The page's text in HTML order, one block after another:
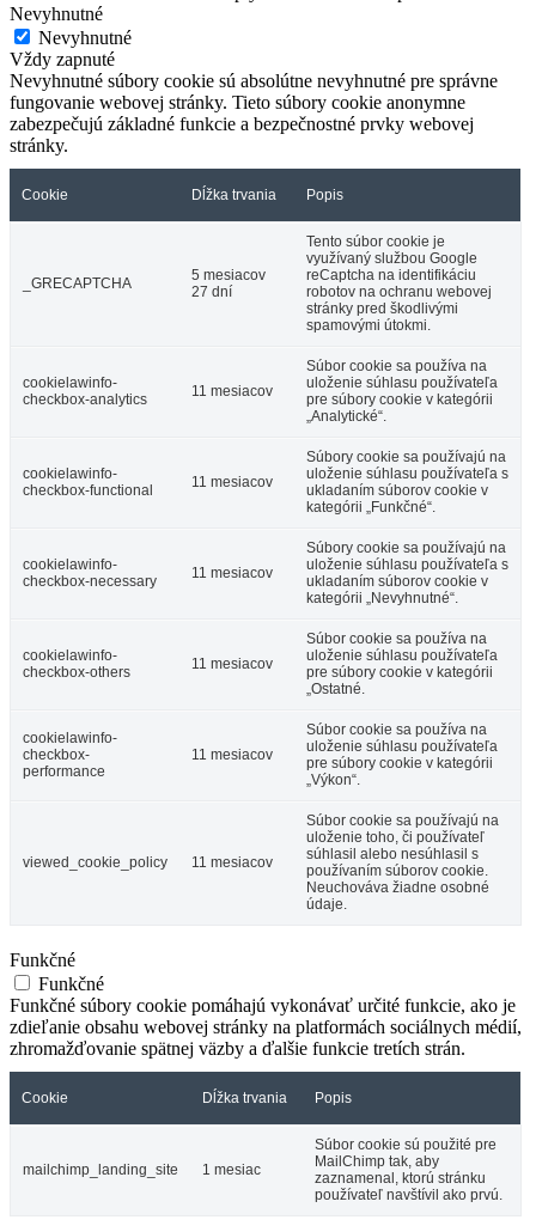
Nevyhnutné
Nevyhnutné
Vždy zapnuté
Nevyhnutné súbory cookie sú absolútne nevyhnutné pre správne
fungovanie webovej stránky. Tieto súbory cookie anonymne
zabezpečujú základné funkcie a bezpečnostné prvky webovej
stránky.
Cookie Dĺžka trvania Popis
_GRECAPTCHA
5 mesiacov
27 dní
Tento súbor cookie je
využívaný službou Google
reCaptcha na identifikáciu
robotov na ochranu webovej
stránky pred škodlivými
spamovými útokmi.
cookielawinfo-
checkbox-analytics
11 mesiacov
Súbor cookie sa používa na
uloženie súhlasu používateľa
pre súbory cookie v kategórii
„Analytické“.
cookielawinfo-
checkbox-functional
11 mesiacov
Súbory cookie sa používajú na
uloženie súhlasu používateľa s
ukladaním súborov cookie v
kategórii „Funkčné“.
cookielawinfo-
checkbox-necessary
11 mesiacov
Súbory cookie sa používajú na
uloženie súhlasu používateľa s
ukladaním súborov cookie v
kategórii „Nevyhnutné“.
cookielawinfo-
checkbox-others
11 mesiacov
Súbor cookie sa používa na
uloženie súhlasu používateľa
pre súbory cookie v kategórii
„Ostatné.
cookielawinfo-
checkbox-
performance
11 mesiacov
Súbor cookie sa používa na
uloženie súhlasu používateľa
pre súbory cookie v kategórii
„Výkon“.
viewed_cookie_policy 11 mesiacov
Súbor cookie sa používajú na
uloženie toho, či používateľ
súhlasil alebo nesúhlasil s
používaním súborov cookie.
Neuchováva žiadne osobné
údaje.
Funkčné
Funkčné
Funkčné súbory cookie pomáhajú vykonávať určité funkcie, ako je
zdieľanie obsahu webovej stránky na platformách sociálnych médií,
zhromažďovanie spätnej väzby a ďalšie funkcie tretích strán.
Cookie Dĺžka trvania Popis
mailchimp_landing_site 1 mesiac
Súbor cookie sú použité pre
MailChimp tak, aby
zaznamenal, ktorú stránku
používateľ navštívil ako prvú.